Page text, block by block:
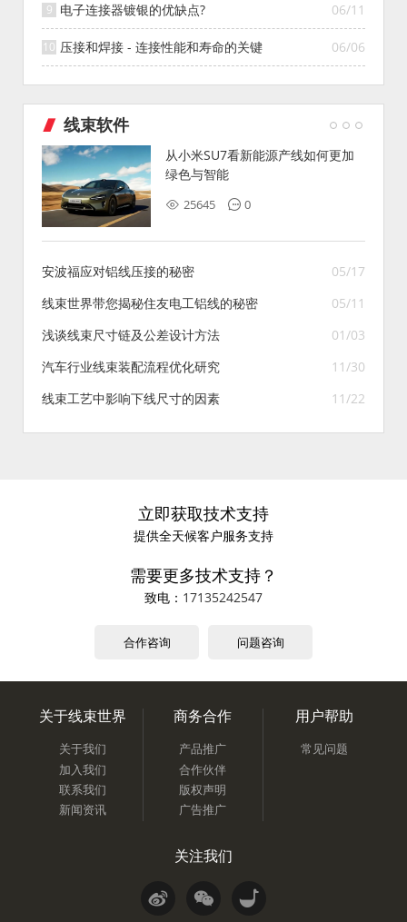
06/11
电子连接器镀银的优缺点?
06/06
压接和焊接 - 连接性能和寿命的关键
线束软件
从小米SU7看新能源产线如何更加
绿色与智能
25645 0
05/17
安波福应对铝线压接的秘密
05/11
线束世界带您揭秘住友电工铝线的秘密
01/03
浅谈线束尺寸链及公差设计方法
11/30
汽车行业线束装配流程优化研究
11/22
线束工艺中影响下线尺寸的因素
立即获取技术支持
提供全天候客户服务支持
需要更多技术支持？
致电： 17135242547
合作咨询 问题咨询
关于线束世界
关于我们
加入我们
联系我们
新闻资讯
商务合作
产品推广
合作伙伴
版权声明
广告推广
用户帮助
常见问题
关注我们